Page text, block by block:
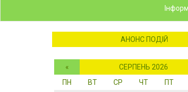
АНОНС ПОДІЙ
« СЕРПЕНЬ 2026
ПН
ВТ СР ЧТ ПТ